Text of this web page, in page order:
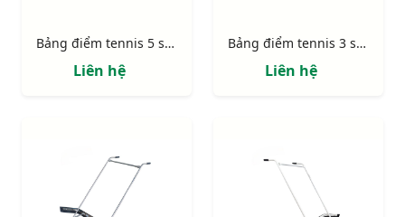
Bảng điểm tennis 5 set đấu S25650
Liên hệ
Bảng điểm tennis 3 set thi đấu S25645
Liên hệ